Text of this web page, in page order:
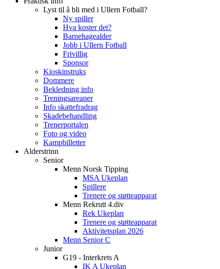
Lyst til å bli med i Ullern Fotball?
Ny spiller
Hva koster det?
Barnehagealder
Jobb i Ullern Fotball
Frivillig
Sponsor
Kioskinstruks
Dommere
Bekledning info
Treningsareaner
Info skattefradrag
Skadebehandling
Trenerportalen
Foto og video
Kampbilletter
Alderstrinn
Senior
Menn Norsk Tipping
MSA Ukeplan
Spillere
Trenere og støtteapparat
Menn Rekrutt 4.div
Rek Ukeplan
Trenere og støtteapparat
Aktivitetsplan 2026
Menn Senior C
Junior
G19 - Interkrets A
IK A Ukeplan